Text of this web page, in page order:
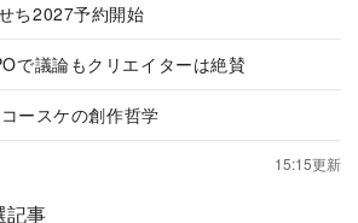
ち2027予約開始
で議論もクリエイターは絶賛
ースケの創作哲学
15:15更新
記事